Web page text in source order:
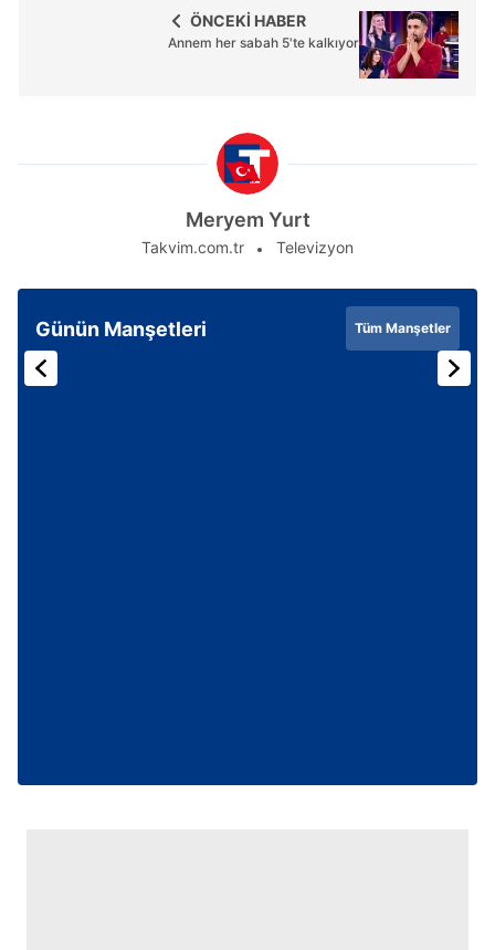
ÖNCEKİ HABER
Annem her sabah 5'te kalkıyor
Meryem Yurt
Takvim.com.tr Televizyon
Günün Manşetleri Tüm Manşetler